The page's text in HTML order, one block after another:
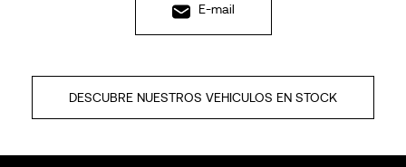
E-mail
DESCUBRE NUESTROS VEHICULOS EN STOCK